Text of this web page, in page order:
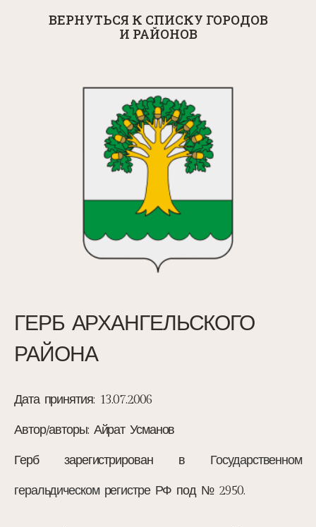
ВЕРНУТЬСЯ К СПИСКУ ГОРОДОВ
И РАЙОНОВ
ГЕРБ АРХАНГЕЛЬСКОГО
РАЙОНА
Дата принятия:13.07.2006
Автор/авторы:Айрат Усманов
Герб зарегистрирован в Государственном
геральдическом регистре РФ под № 2950.